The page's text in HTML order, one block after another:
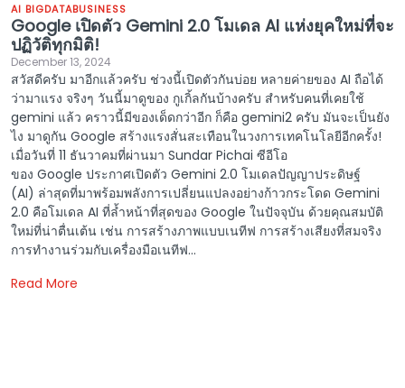
AI BIGDATABUSINESS
Google เปิดตัว Gemini 2.0 โมเดล AI แห่งยุคใหม่ที่จะ
ปฏิวัติทุกมิติ!
December 13, 2024
สวัสดีครับ มาอีกแล้วครับ ช่วงนี้เปิดตัวกันบ่อย หลายค่ายของ AI ถือได้
ว่ามาแรง จริงๆ วันนี้มาดูของ กูเกิ้ลกันบ้างครับ สำหรับคนที่เคยใช้
gemini แล้ว คราวนี้มีของเด็ดกว่าอีก ก็คือ gemini2 ครับ มันจะเป็นยัง
ไง มาดูกัน Google สร้างแรงสั่นสะเทือนในวงการเทคโนโลยีอีกครั้ง!
เมื่อวันที่ 11 ธันวาคมที่ผ่านมา Sundar Pichai ซีอีโอ
ของ Google ประกาศเปิดตัว Gemini 2.0 โมเดลปัญญาประดิษฐ์
(AI) ล่าสุดที่มาพร้อมพลังการเปลี่ยนแปลงอย่างก้าวกระโดด Gemini
2.0 คือโมเดล AI ที่ล้ำหน้าที่สุดของ Google ในปัจจุบัน ด้วยคุณสมบัติ
ใหม่ที่น่าตื่นเต้น เช่น การสร้างภาพแบบเนทีฟ การสร้างเสียงที่สมจริง
การทำงานร่วมกับเครื่องมือเนทีฟ...
Read More